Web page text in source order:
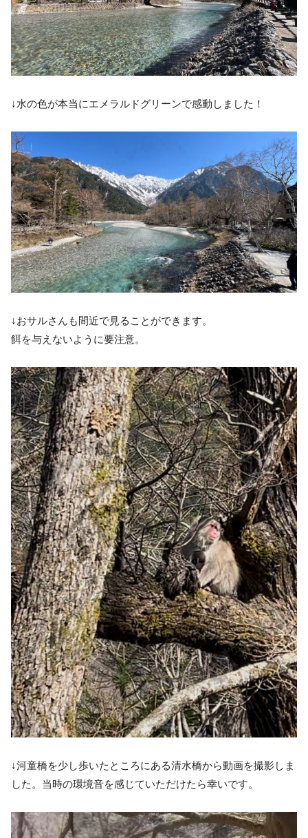
↓水の色が本当にエメラルドグリーンで感動しました！
↓おサルさんも間近で見ることができます。
餌を与えないように要注意。
↓河童橋を少し歩いたところにある清水橋から動画を撮影しま
した。当時の環境音を感じていただけたら幸いです。